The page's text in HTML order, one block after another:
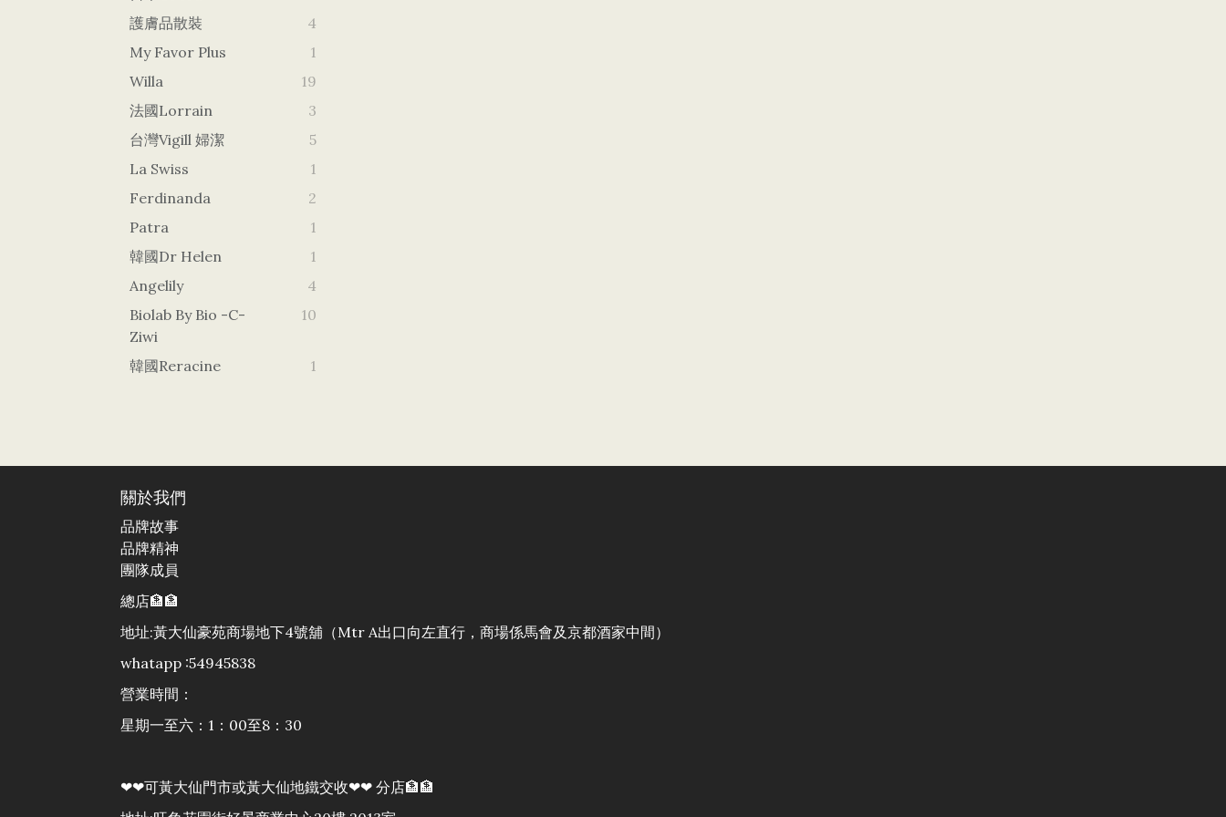
護膚品散裝
4
My Favor Plus
1
Willa
19
法國Lorrain
3
台灣vigill 婦潔
5
La Swiss
1
Ferdinanda
2
Patra
1
韓國dr Helen
1
Angelily
4
Biolab By Bio -c-
Ziwi
10
韓國Reracine 1
關於我們
品牌故事
品牌精神
團隊成員
總店🏦🏦
地址:黃大仙豪苑商場地下4號舖（Mtr A出口向左直行，商場係馬會及京都酒家中間）
whatapp :54945838
營業時間：
星期一至六：1：00至8：30
❤❤可黃大仙門市或黃大仙地鐵交收❤❤ 分店🏦🏦